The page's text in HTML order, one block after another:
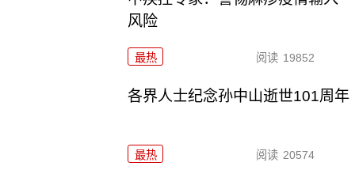
风险
最热 阅读 19852
各界人士纪念孙中山逝世101周年
最热 阅读 20574